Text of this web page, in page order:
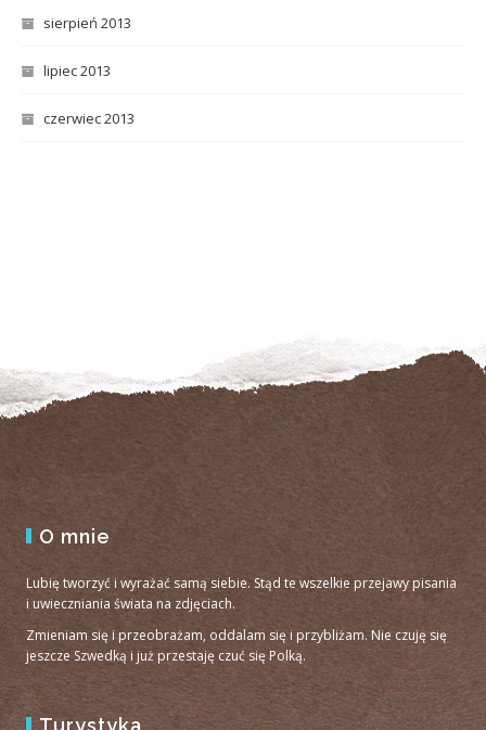
sierpień 2013
lipiec 2013
czerwiec 2013
O mnie
Lubię tworzyć i wyrażać samą siebie. Stąd te wszelkie przejawy pisania
i uwieczniania świata na zdjęciach.
Zmieniam się i przeobrażam, oddalam się i przybliżam. Nie czuję się
jeszcze Szwedką i już przestaję czuć się Polką.